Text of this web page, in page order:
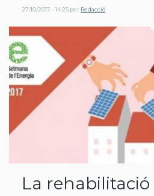
27/10/2017 - 14:25 per Redacció
La